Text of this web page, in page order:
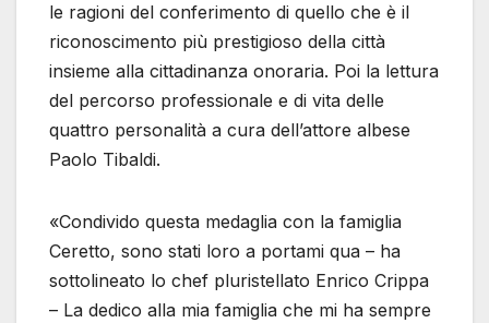
le ragioni del conferimento di quello che è il
riconoscimento più prestigioso della città
insieme alla cittadinanza onoraria. Poi la lettura
del percorso professionale e di vita delle
quattro personalità a cura dell’attore albese
Paolo Tibaldi.
«Condivido questa medaglia con la famiglia
Ceretto, sono stati loro a portami qua – ha
sottolineato lo chef pluristellato Enrico Crippa
– La dedico alla mia famiglia che mi ha sempre